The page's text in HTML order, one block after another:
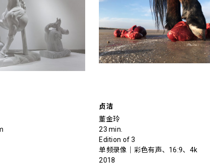
贞洁
董金玲
23 min.
Edition of 3
单频录像｜彩色有声、16:9、4k
2018